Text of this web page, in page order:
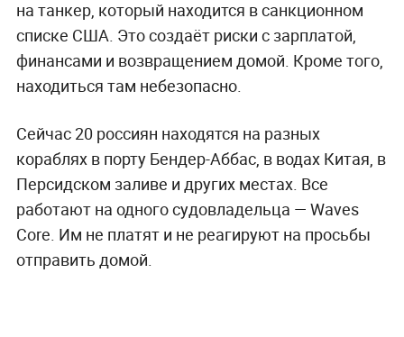
на танкер, который находится в санкционном
списке США. Это создаёт риски с зарплатой,
финансами и возвращением домой. Кроме того,
находиться там небезопасно.
Сейчас 20 россиян находятся на разных
кораблях в порту Бендер-Аббас, в водах Китая, в
Персидском заливе и других местах. Все
работают на одного судовладельца — Waves
Core. Им не платят и не реагируют на просьбы
отправить домой.